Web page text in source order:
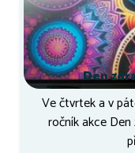
Den
Ve čtvrtek a v
ročník akce